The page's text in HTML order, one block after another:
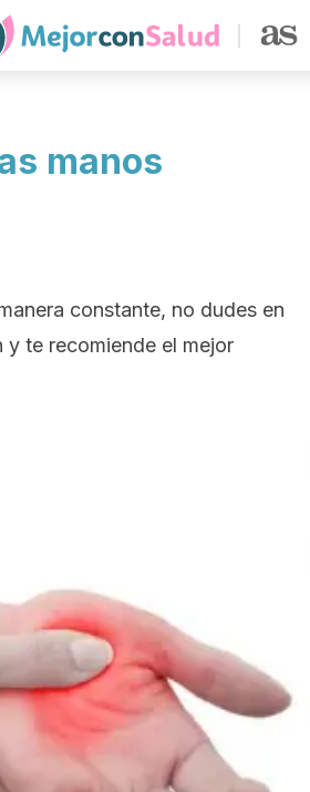
manos
constante, no dudes en
te recomiende el mejor